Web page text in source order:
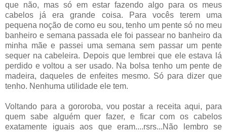
que não, mas só em estar fazendo algo para os meus
cabelos já era grande coisa. Para vocês terem uma
pequena noção de como eu sou, tenho um pente só no meu
banheiro e semana passada ele foi passear no banheiro da
minha mãe e passei uma semana sem passar um pente
sequer na cabeleira. Depois que lembrei que ele estava lá
perdido e voltou a ser usado. Na bolsa tenho um pente de
madeira, daqueles de enfeites mesmo. Só para dizer que
tenho. Nenhuma utilidade ele tem.
Voltando para a gororoba, vou postar a receita aqui, para
quem sabe alguém quer fazer, e ficar com os cabelos
exatamente iguais aos que eram....rsrs...Não lembro se